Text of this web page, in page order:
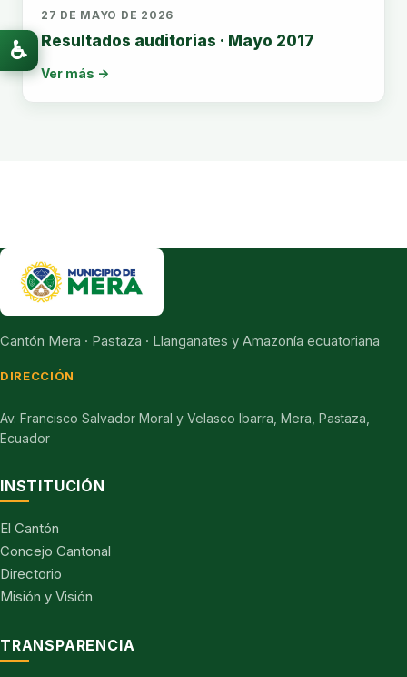
27 DE MAYO DE 2026
Resultados auditorias · Mayo 2017
Ver más →
Cantón Mera · Pastaza · Llanganates y Amazonía ecuatoriana
DIRECCIÓN
Av. Francisco Salvador Moral y Velasco Ibarra, Mera, Pastaza,
Ecuador
INSTITUCIÓN
El Cantón
Concejo Cantonal
Directorio
Misión y Visión
TRANSPARENCIA
♿